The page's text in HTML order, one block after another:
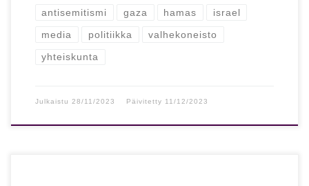
antisemitismi gaza hamas israel
media politiikka valhekoneisto
yhteiskunta
Julkaistu 28/11/2023 Päivitetty 11/12/2023